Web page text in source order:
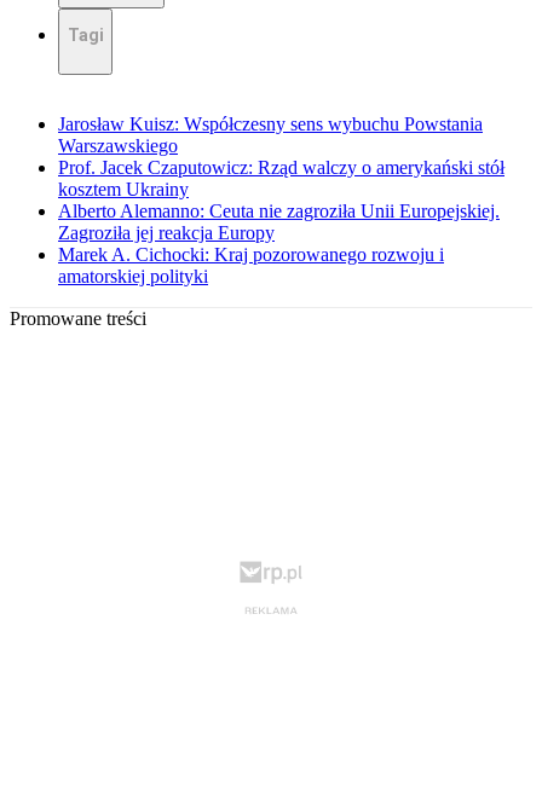
Tagi
Jarosław Kuisz: Współczesny sens wybuchu Powstania
Warszawskiego
Prof. Jacek Czaputowicz: Rząd walczy o amerykański stół
kosztem Ukrainy
Alberto Alemanno: Ceuta nie zagroziła Unii Europejskiej.
Zagroziła jej reakcja Europy
Marek A. Cichocki: Kraj pozorowanego rozwoju i
amatorskiej polityki
Promowane treści